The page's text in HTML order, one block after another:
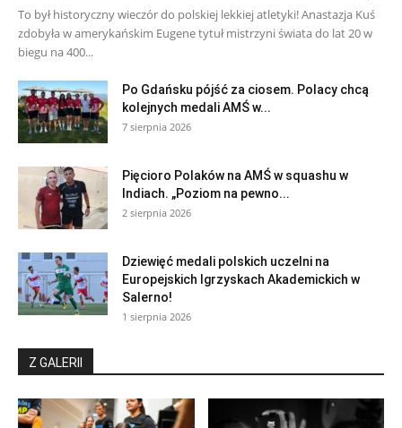
To był historyczny wieczór do polskiej lekkiej atletyki! Anastazja Kuś
zdobyła w amerykańskim Eugene tytuł mistrzyni świata do lat 20 w
biegu na 400...
Po Gdańsku pójść za ciosem. Polacy chcą
kolejnych medali AMŚ w...
7 sierpnia 2026
Pięcioro Polaków na AMŚ w squashu w
Indiach. „Poziom na pewno...
2 sierpnia 2026
Dziewięć medali polskich uczelni na
Europejskich Igrzyskach Akademickich w
Salerno!
1 sierpnia 2026
Z GALERII